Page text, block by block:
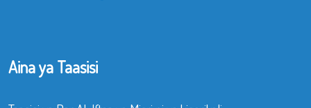
Aina ya Taasisi